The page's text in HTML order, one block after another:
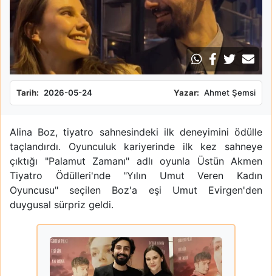
Tarih: 2026-05-24 Yazar: Ahmet Şemsi
Alina Boz, tiyatro sahnesindeki ilk deneyimini ödülle
taçlandırdı. Oyunculuk kariyerinde ilk kez sahneye
çıktığı "Palamut Zamanı" adlı oyunla Üstün Akmen
Tiyatro Ödülleri'nde "Yılın Umut Veren Kadın
Oyuncusu" seçilen Boz'a eşi Umut Evirgen'den
duygusal sürpriz geldi.